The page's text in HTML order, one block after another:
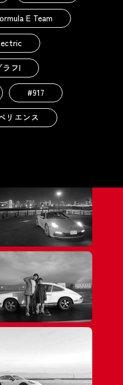
E Team
フI
#917
リエンス